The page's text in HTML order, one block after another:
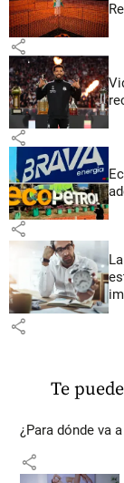
share
share
share
share
Te
¿Para dónde va
share